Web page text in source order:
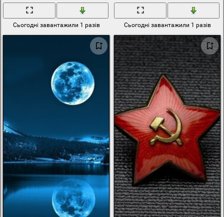
Сьогодні завантажили 1 разів Сьогодні завантажили 1 разів